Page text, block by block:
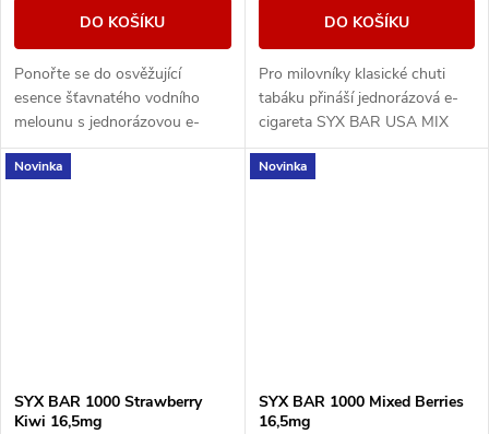
DO KOŠÍKU
Ponořte se do osvěžující
esence šťavnatého vodního
melounu s jednorázovou e-
cigaretou SYX BAR
Watermelon Ice.
DO KOŠÍKU
Pro milovníky klasické chuti
tabáku přináší jednorázová e-
cigareta SYX BAR USA MIX
známý a uspokojivý zážitek.
Novinka
SYX BAR 1000 Strawberry
Kiwi 16,5mg
Novinka
SYX BAR 1000 Mixed Berries
16,5mg